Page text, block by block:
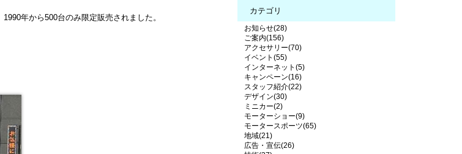
1990年から500台のみ限定販売されました。
カテゴリ
お知らせ(28)
ご案内(156)
アクセサリー(70)
イベント(55)
インターネット(5)
キャンペーン(16)
スタッフ紹介(22)
デザイン(30)
ミニカー(2)
モーターショー(9)
モータースポーツ(65)
地域(21)
広告・宣伝(26)